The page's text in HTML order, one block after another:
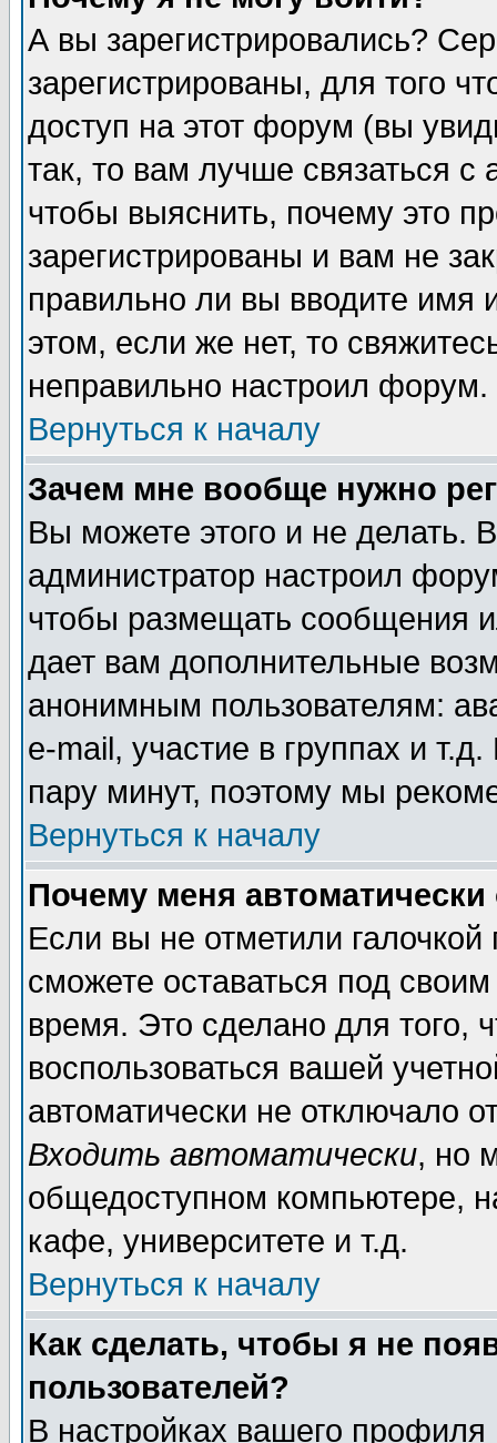
А вы зарегистрировались?
зарегистрированы, для того
доступ на этот форум (вы
так, то вам лучше связаться
чтобы выяснить, почему это
зарегистрированы и вам не
правильно ли вы вводите
этом, если же нет, то
неправильно настроил форум.
Вернуться к началу
Зачем мне вообще нужно
Вы можете этого и не делать.
администратор настроил
чтобы размещать сообщения
дает вам дополнительные
анонимным пользователям:
e-mail, участие в группах и
пару минут, поэтому мы
Вернуться к началу
Почему меня автоматически
Если вы не отметили галочкой
сможете оставаться под
время. Это сделано для того,
воспользоваться вашей
автоматически не отключало
Входить автоматически, но
общедоступном компьютере,
кафе, университете и т.д.
Вернуться к началу
Как сделать, чтобы я не
пользователей?
В настройках вашего